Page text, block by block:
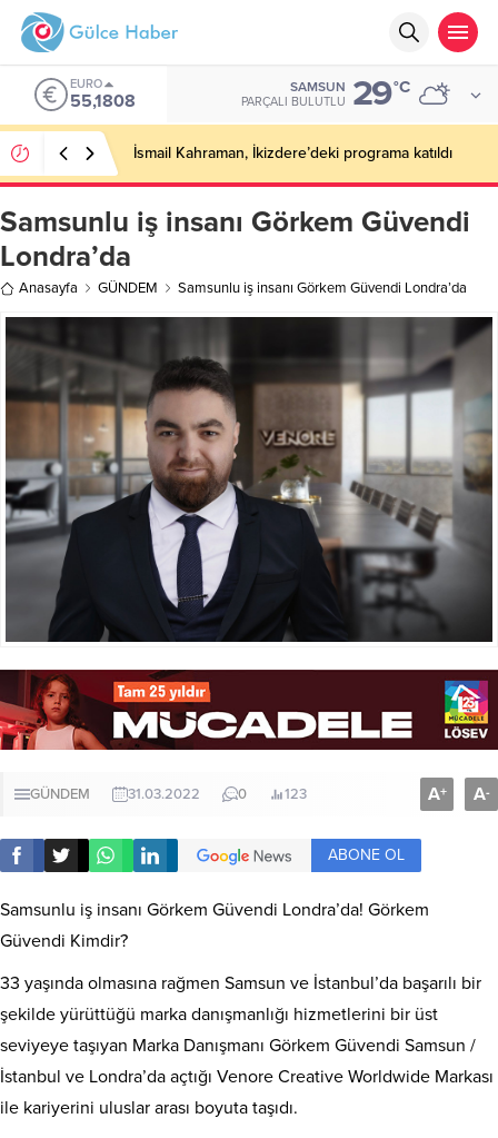
EURO
55,1808
SAMSUN
PARÇALI BULUTLU 29°C
İsmail Kahraman, İkizdere’deki programa katıldı
Samsunlu iş insanı Görkem Güvendi
Londra’da
Anasayfa GÜNDEM Samsunlu iş insanı Görkem Güvendi Londra’da
GÜNDEM 31.03.2022 0 123 A+ A-
ABONE OL
Samsunlu iş insanı Görkem Güvendi Londra’da! Görkem
Güvendi Kimdir?
33 yaşında olmasına rağmen Samsun ve İstanbul’da başarılı bir
şekilde yürüttüğü marka danışmanlığı hizmetlerini bir üst
seviyeye taşıyan Marka Danışmanı Görkem Güvendi Samsun /
İstanbul ve Londra’da açtığı Venore Creative Worldwide Markası
ile kariyerini uluslar arası boyuta taşıdı.